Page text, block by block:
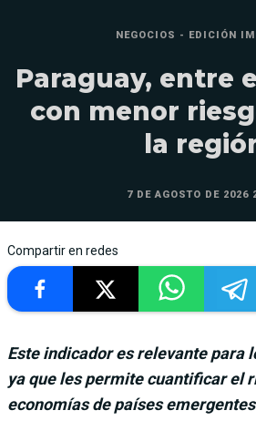
NEGOCIOS - EDICIÓN
Paraguay, entre
con menor
la
7 DE AGOSTO DE 2026
Compartir en redes
Este indicador es relevante para
ya que les permite cuantificar el
economías de países